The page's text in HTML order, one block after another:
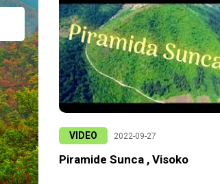
VIDEO 2022-09-27
Piramide Sunca , Visoko